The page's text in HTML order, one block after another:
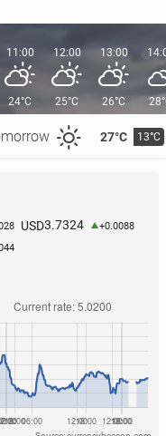
27°C 13°C
11:00
24°C
12:00
25°C
13:00
26°C
USD3.7324 +0.0088